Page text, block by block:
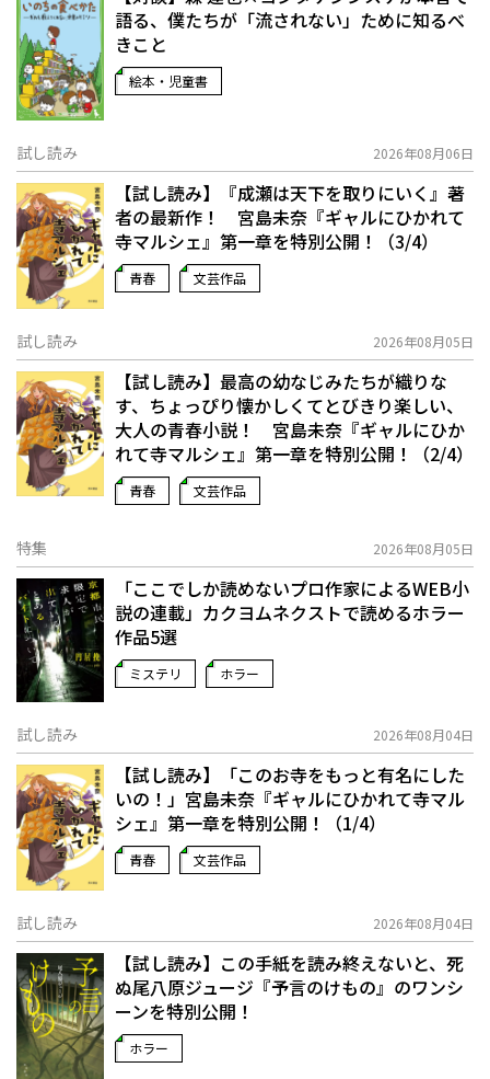
語る、僕たちが「流されない」ために知るべ
きこと
絵本・児童書
試し読み 2026年08月06日
【試し読み】『成瀬は天下を取りにいく』著
者の最新作！ 宮島未奈『ギャルにひかれて
寺マルシェ』第一章を特別公開！（3/4）
青春 文芸作品
試し読み 2026年08月05日
【試し読み】最高の幼なじみたちが織りな
す、ちょっぴり懐かしくてとびきり楽しい、
大人の青春小説！ 宮島未奈『ギャルにひか
れて寺マルシェ』第一章を特別公開！（2/4）
青春 文芸作品
特集 2026年08月05日
「ここでしか読めないプロ作家によるWEB小
説の連載」――カクヨムネクストで読めるホラー
作品5選
ミステリ ホラー
試し読み 2026年08月04日
【試し読み】「このお寺をもっと有名にした
いの！」宮島未奈『ギャルにひかれて寺マル
シェ』第一章を特別公開！（1/4）
青春 文芸作品
試し読み 2026年08月04日
【試し読み】この手紙を読み終えないと、死
ぬ――尾八原ジュージ『予言のけもの』のワンシ
ーンを特別公開！
ホラー